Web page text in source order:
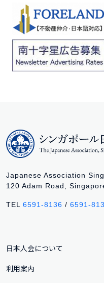
Japanese Association
120 Adam Road,
TEL 6591-8136 / 6591-
日本人会について
利用案内